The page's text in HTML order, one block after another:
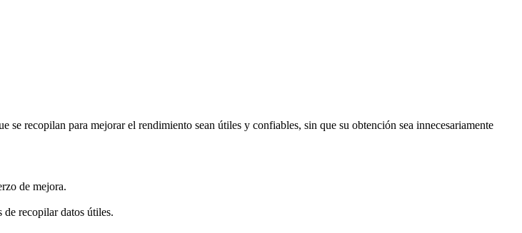
recopilan para mejorar el rendimiento sean útiles y confiables, sin que su obtención sea innecesariamente
de mejora.
recopilar datos útiles.